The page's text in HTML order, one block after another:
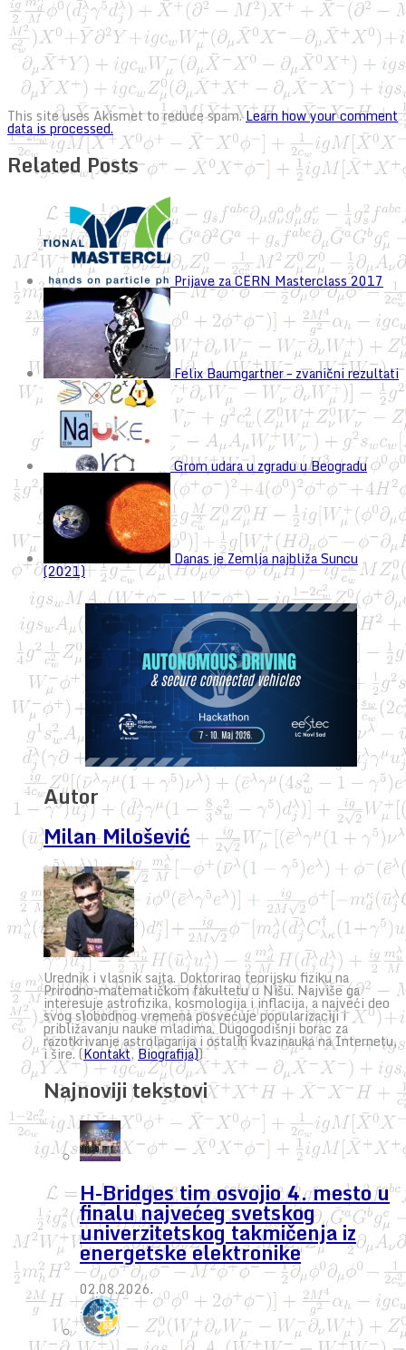
This site uses Akismet to reduce spam.Learn how your comment
data is processed.
Related Posts
Prijave za CERN Masterclass 2017
Felix Baumgartner – zvanični rezultati
Grom udara u zgradu u Beogradu
Danas je Zemlja najbliža Suncu
(2021)
Autor
Milan Milošević
Urednik i vlasnik sajta. Doktorirao teorijsku fiziku na
Prirodno-matematičkom fakultetu u Nišu. Najviše ga
interesuje astrofizika, kosmologija i inflacija, a najveći deo
svog slobodnog vremena posvećuje popularizaciji i
približavanju nauke mladima. Dugogodišnji borac za
razotkrivanje astrolagarija i ostalih kvazinauka na Internetu,
i šire. (Kontakt,Biografija))
Najnoviji tekstovi
H-Bridges tim osvojio 4. mesto u
finalu najvećeg svetskog
univerzitetskog takmičenja iz
energetske elektronike
02.08.2026.